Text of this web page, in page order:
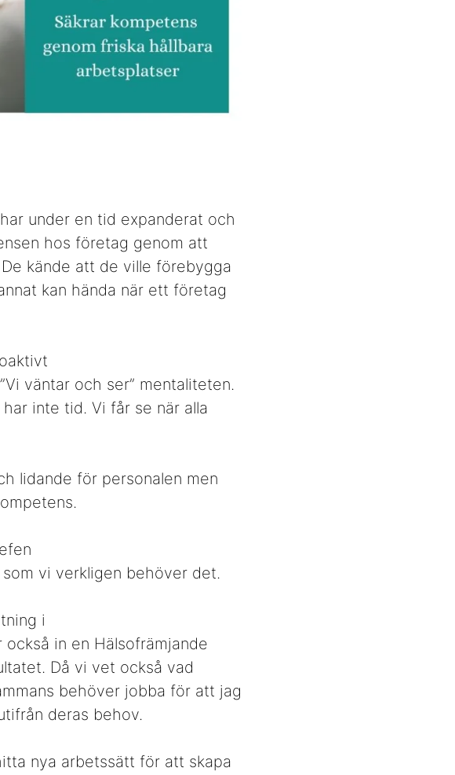
under en tid expanderat och
hos företag genom att
kände att de ville förebygga
kan hända när ett företag
väntar och ser” mentaliteten.
inte tid. Vi får se när alla
lidande för personalen men
vi verkligen behöver det.
i
in en Hälsofrämjande
Då vi vet också vad
behöver jobba för att jag
deras behov.
nya arbetssätt för att skapa